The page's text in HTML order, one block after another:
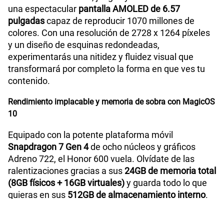
una espectacular pantalla AMOLED de 6.57
pulgadascapaz de reproducir 1070 millones de
colores. Con una resolución de 2728 x 1264 píxeles
y un diseño de esquinas redondeadas,
experimentarás una nitidez y fluidez visual que
transformará por completo la forma en que ves tu
contenido.
Rendimiento implacable y memoria de sobra con MagicOS
10
Equipado con la potente plataforma móvil
Snapdragon 7 Gen 4de ocho núcleos y gráficos
Adreno 722, el Honor 600 vuela. Olvídate de las
ralentizaciones gracias a sus24GB de memoria total
(8GB físicos + 16GB virtuales)y guarda todo lo que
quieras en sus 512GB de almacenamiento interno.